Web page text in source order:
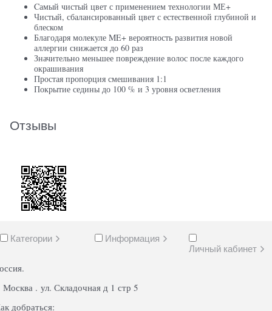
Cамый чистый цвет с применением технологии МЕ+
Чистый, сбалансированный цвет с естественной глубиной и
блеском
Благодаря молекуле ME+ вероятность развития новой
аллергии снижается до 60 раз
Значительно меньшее повреждение волос после каждого
окрашивания
Простая пропорция смешивания 1:1
Покрытие седины до 100 % и 3 уровня осветления
Отзывы
Категории
Информация
Личный кабинет
Москва . ул. Складочная д 1 стр 5
добраться: